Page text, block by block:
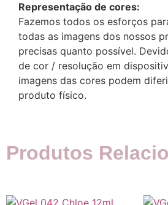
Representação de cores:
Fazemos todos os esforços
todas as imagens dos nossos
precisas quanto possível.
de cor / resolução em
imagens das cores podem
produto físico.
Produtos